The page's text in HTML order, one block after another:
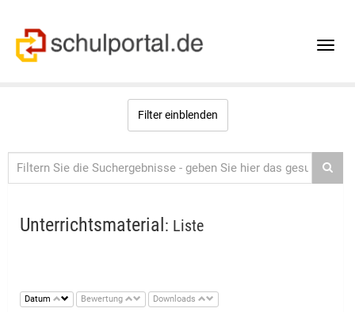
Toggle
Filter einblenden
Unterrichtsmaterial : Liste
Datum Bewertung Downloads